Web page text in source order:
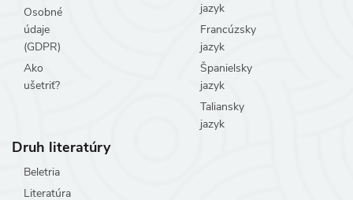
Osobné
údaje
(GDPR)
Ako
ušetriť?
jazyk
Francúzsky
jazyk
Španielsky
jazyk
Taliansky
jazyk
Druh literatúry
Beletria
Literatúra